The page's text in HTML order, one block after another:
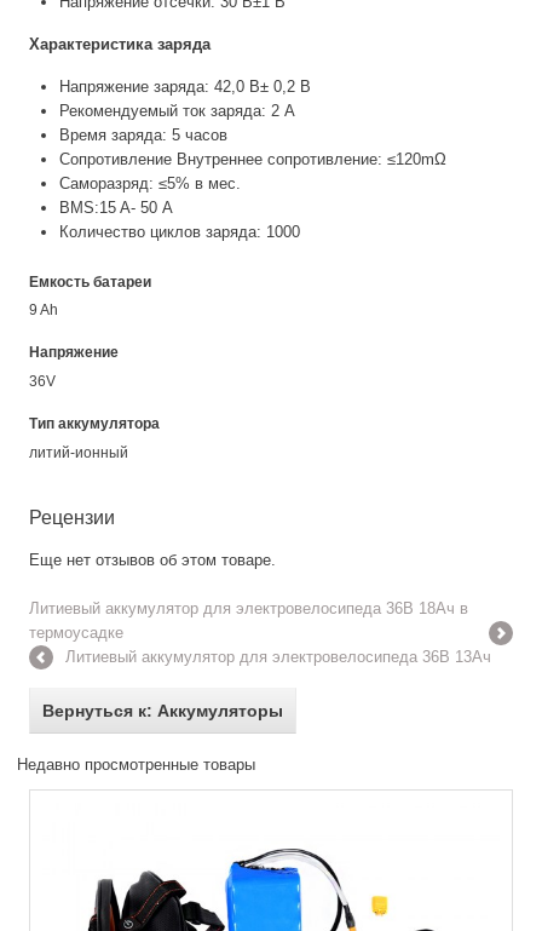
Характеристика заряда
Напряжение заряда: 42,0 В± 0,2 В
Рекомендуемый ток заряда: 2 А
Время заряда: 5 часов
Сопротивление Внутреннее сопротивление: ≤120mΩ
Саморазряд: ≤5% в мес.
BMS:15 A- 50 А
Количество циклов заряда: 1000
Емкость батареи
9 Ah
Напряжение
36V
Тип аккумулятора
литий-ионный
Рецензии
Еще нет отзывов об этом товаре.
Литиевый аккумулятор для электровелосипеда 36В 18Ач в
термоусадке
Литиевый аккумулятор для электровелосипеда 36В 13Ач
Вернуться к: Аккумуляторы
Недавно просмотренные товары